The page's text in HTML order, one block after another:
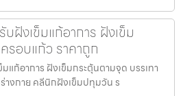
ฝังเข็มแก้อาการ ฝังเข็ม
รอบแก้ว ราคาถูก
ก้อาการ ฝังเข็มกระตุ้นตามจุด บรรเทา
างกาย คลีนิกฝังเข็มปทุมวัน ร